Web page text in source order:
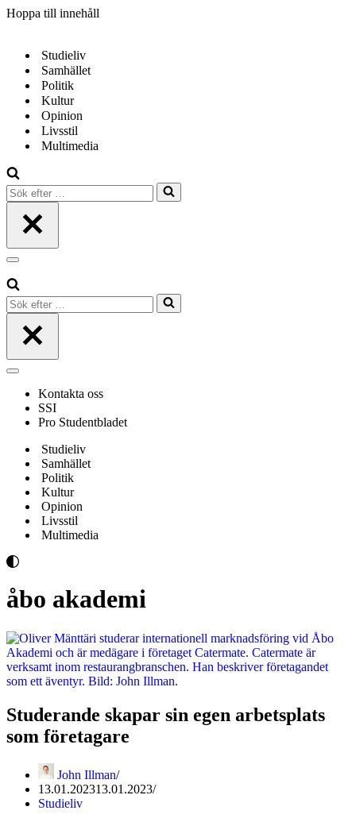
Hoppa till innehåll
Studieliv
Samhället
Politik
Kultur
Opinion
Livsstil
Multimedia
Sök
efter
Navigeringsmeny
Sök
efter
Navigeringsmeny
Kontakta oss
SSI
Pro Studentbladet
Studieliv
Samhället
Politik
Kultur
Opinion
Livsstil
Multimedia
åbo akademi
Studerande skapar sin egen arbetsplats
som företagare
John Illman
13.01.202313.01.2023
Studieliv